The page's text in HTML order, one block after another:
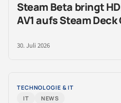
Steam Beta bringt
AV1 aufs Steam Deck
30. Juli 2026
TECHNOLOGIE & IT
IT
NEWS